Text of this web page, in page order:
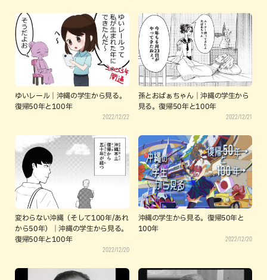
ゆいレール｜沖縄の学生から見る。
復帰50年と100年
2022/12/22
孫とおばぁちゃん｜沖縄の学生から
見る。復帰50年と100年
2022/12/21
変わらない沖縄（そして100年/あれ
から50年）｜沖縄の学生から見る。
復帰50年と100年
2022/12/20
沖縄の学生から見る。復帰50年と
100年
2022/12/20